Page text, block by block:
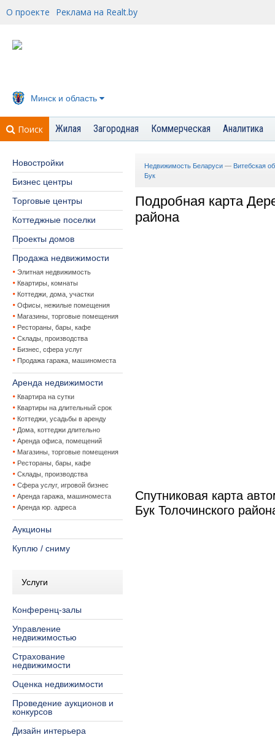
О проекте Реклама на Realt.by
Минск и область
Поиск Жилая Загородная Коммерческая Аналитика
Новостройки
Бизнес центры
Торговые центры
Коттеджные поселки
Проекты домов
Продажа недвижимости
Элитная недвижимость
Квартиры, комнаты
Коттеджи, дома, участки
Офисы, нежилые помещения
Магазины, торговые помещения
Рестораны, бары, кафе
Склады, производства
Бизнес, сфера услуг
Продажа гаража, машиноместа
Аренда недвижимости
Квартира на сутки
Квартиры на длительный срок
Коттеджи, усадьбы в аренду
Дома, коттеджи длительно
Аренда офиса, помещений
Магазины, торговые помещения
Рестораны, бары, кафе
Склады, производства
Сфера услуг, игровой бизнес
Аренда гаража, машиноместа
Аренда юр. адреса
Аукционы
Куплю / сниму
Услуги
Конференц-залы
Управление
недвижимостью
Страхование
недвижимости
Оценка недвижимости
Проведение аукционов и
конкурсов
Дизайн интерьера
Недвижимость Беларуси — Витебская
Бук
Подробная карта
района
Спутниковая карта
Бук Толочинского